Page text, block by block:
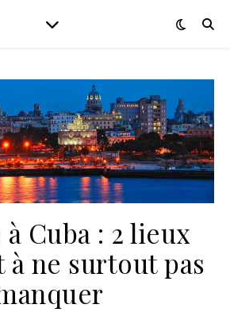
à Cuba : 2 lieux
à ne surtout pas